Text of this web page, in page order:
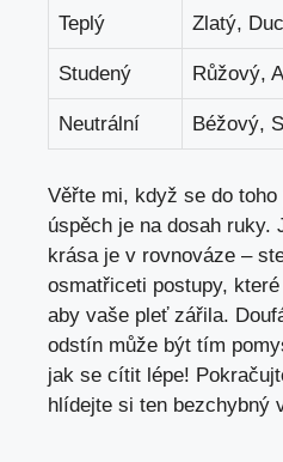
Teplý Zlatý,
Studený Růžový,
Neutrální Béžový,
Věřte mi, když se do toho
úspěch je na dosah ruky.
krása je v rovnováze –
osmatřiceti postupy,
aby vaše pleť zářila.
odstín může být tím
jak se cítit lépe!
hlídejte si ten bezchybný